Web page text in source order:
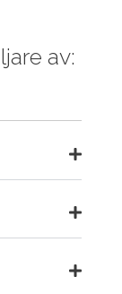
av: